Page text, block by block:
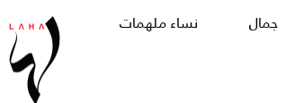
جمال نساء ملهمات